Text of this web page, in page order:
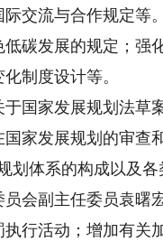
交流与合作规定等
碳发展的规定；强
制度设计等。
家发展规划法草
家发展规划的审查
划体系的构成以及
副主任委员袁曙
行活动；增加有关